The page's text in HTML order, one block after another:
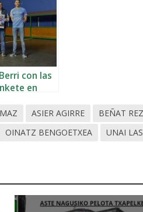
con las
en
ASIER AGIRRE BEÑAT
OINATZ BENGOETXEA UNAI